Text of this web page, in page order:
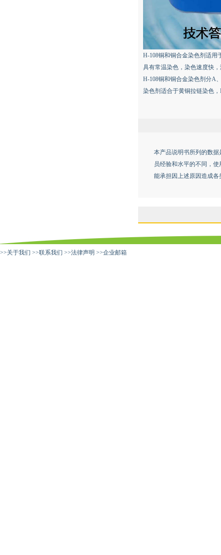
H-108铜和铜合金染色剂适用
具有常温染色，染色速度快
H-108铜和铜合金染色剂分A
染色剂适合于黄铜拉链染色
本产品说明书所列的数
员经验和水平的不同，
能承担因上述原因造成
>>关于我们 >>联系我们 >>法律声明 >>企业邮箱